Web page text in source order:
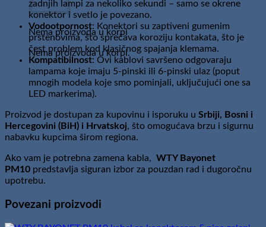
Nema proizvoda u korpi
Nema proizvoda u korpi.
zadnjih lampi za nekoliko sekundi – samo se okrene
konektor i svetlo je povezano.
Vodootpornost: Konektori su zaptiveni gumenim
prstenovima, što sprečava koroziju kontakata, što je
čest problem kod klasičnog spajanja klemama.
Kompatibilnost: Ovi kablovi savršeno odgovaraju
lampama koje imaju 5-pinski ili 6-pinski ulaz (poput
mnogih modela koje smo pominjali, uključujući one sa
LED markerima).
Proizvod je dostupan za kupovinu i isporuku u Srbiji, Bosni i
Hercegovini (BiH) i Hrvatskoj, što omogućava brzu i sigurnu
nabavku kupcima širom regiona.
Ako vam je potrebna zamena kabla, WTY Bayonet
PM10 predstavlja siguran izbor za pouzdan rad i dugoročnu
upotrebu.
Povezani proizvodi